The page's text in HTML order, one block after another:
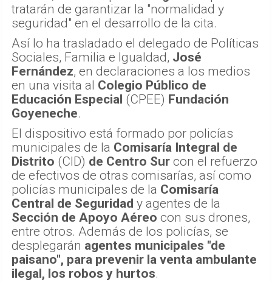
tratarán de garantizar la "normalidad y
seguridad" en el desarrollo de la cita.
Así lo ha trasladado el delegado de Políticas
Sociales, Familia e Igualdad, José
Fernández, en declaraciones a los medios
en una visita al Colegio Público de
Educación Especial (CPEE) Fundación
Goyeneche.
El dispositivo está formado por policías
municipales de la Comisaría Integral de
Distrito (CID) de Centro Sur con el refuerzo
de efectivos de otras comisarías, así como
policías municipales de la Comisaría
Central de Seguridad y agentes de la
Sección de Apoyo Aéreo con sus drones,
entre otros. Además de los policías, se
desplegarán agentes municipales "de
paisano", para prevenir la venta ambulante
ilegal, los robos y hurtos.